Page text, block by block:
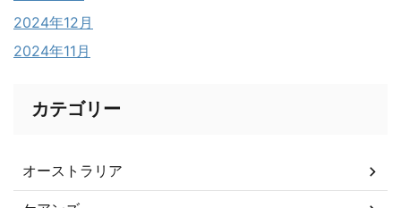
2024年12月
2024年11月
カテゴリー
オーストラリア